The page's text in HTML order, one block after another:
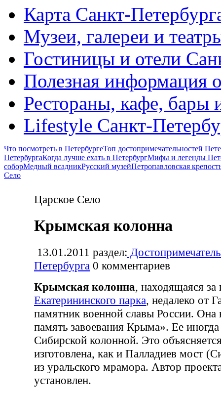
Карта Санкт-
Музеи, галереи и
Гостиницы и отели
Полезная информация
Рестораны, кафе, бары
Lifestyle Санкт-
Что посмотреть в ПетербургеТоп достопримечательностей
ПетербургаКогда лучше ехать в ПетербургМифы и легенды
соборМедный всадникРусский музейПетропавловская
Село
Царское Село
Крымская колонна
13.01.2011 раздел:
Петербурга 0 комментариев
Крымская колонна, находящаяся за
Екатерининского парка, недалеко от
памятник военной славы России. Она
память завоевания Крыма». Ее
Сибирской колонной. Это
изготовлена, как и Палладиев мост
из уральского мрамора. Автор
установлен.